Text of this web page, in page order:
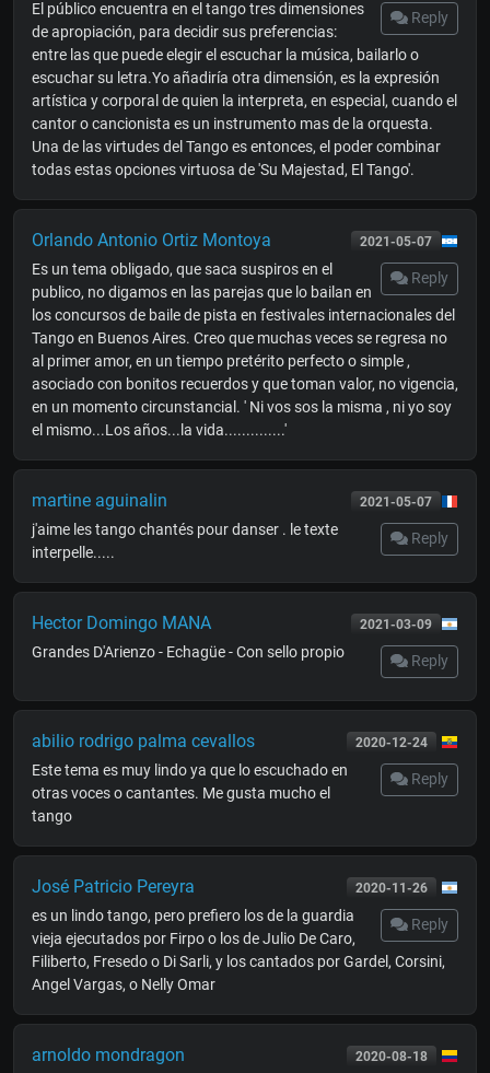
Reply
El público encuentra en el tango tres dimensiones
de apropiación, para decidir sus preferencias:
entre las que puede elegir el escuchar la música, bailarlo o
escuchar su letra.Yo añadiría otra dimensión, es la expresión
artística y corporal de quien la interpreta, en especial, cuando el
cantor o cancionista es un instrumento mas de la orquesta.
Una de las virtudes del Tango es entonces, el poder combinar
todas estas opciones virtuosa de 'Su Majestad, El Tango'.
2021-05-07
Orlando Antonio Ortiz Montoya
Reply
Es un tema obligado, que saca suspiros en el
publico, no digamos en las parejas que lo bailan en
los concursos de baile de pista en festivales internacionales del
Tango en Buenos Aires. Creo que muchas veces se regresa no
al primer amor, en un tiempo pretérito perfecto o simple ,
asociado con bonitos recuerdos y que toman valor, no vigencia,
en un momento circunstancial. ' Ni vos sos la misma , ni yo soy
el mismo...Los años...la vida..............'
2021-05-07
martine aguinalin
Reply
j'aime les tango chantés pour danser . le texte
interpelle.....
2021-03-09
Hector Domingo MANA
Reply
Grandes D'Arienzo - Echagüe - Con sello propio
2020-12-24
abilio rodrigo palma cevallos
Reply
Este tema es muy lindo ya que lo escuchado en
otras voces o cantantes. Me gusta mucho el
tango
2020-11-26
José Patricio Pereyra
Reply
es un lindo tango, pero prefiero los de la guardia
vieja ejecutados por Firpo o los de Julio De Caro,
Filiberto, Fresedo o Di Sarli, y los cantados por Gardel, Corsini,
Angel Vargas, o Nelly Omar
2020-08-18
arnoldo mondragon